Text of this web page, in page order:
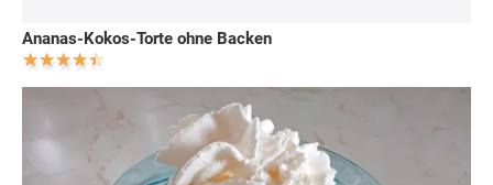
Ananas-Kokos-Torte ohne Backen